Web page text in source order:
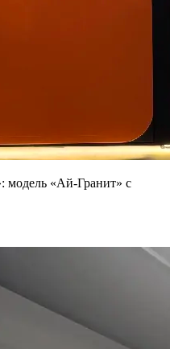
модель «Ай-Гранит» с